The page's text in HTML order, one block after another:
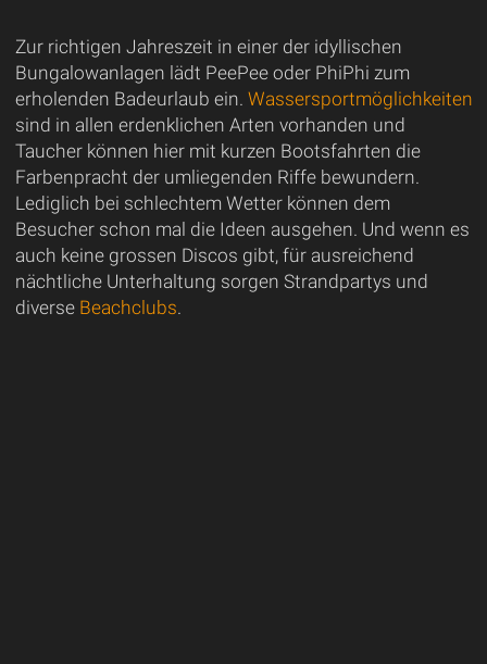
Zur richtigen Jahreszeit in einer der idyllischen
Bungalowanlagen lädt PeePee oder PhiPhi zum
erholenden Badeurlaub ein. Wassersportmöglichkeiten
sind in allen erdenklichen Arten vorhanden und
Taucher können hier mit kurzen Bootsfahrten die
Farbenpracht der umliegenden Riffe bewundern.
Lediglich bei schlechtem Wetter können dem
Besucher schon mal die Ideen ausgehen. Und wenn es
auch keine grossen Discos gibt, für ausreichend
nächtliche Unterhaltung sorgen Strandpartys und
diverse Beachclubs.